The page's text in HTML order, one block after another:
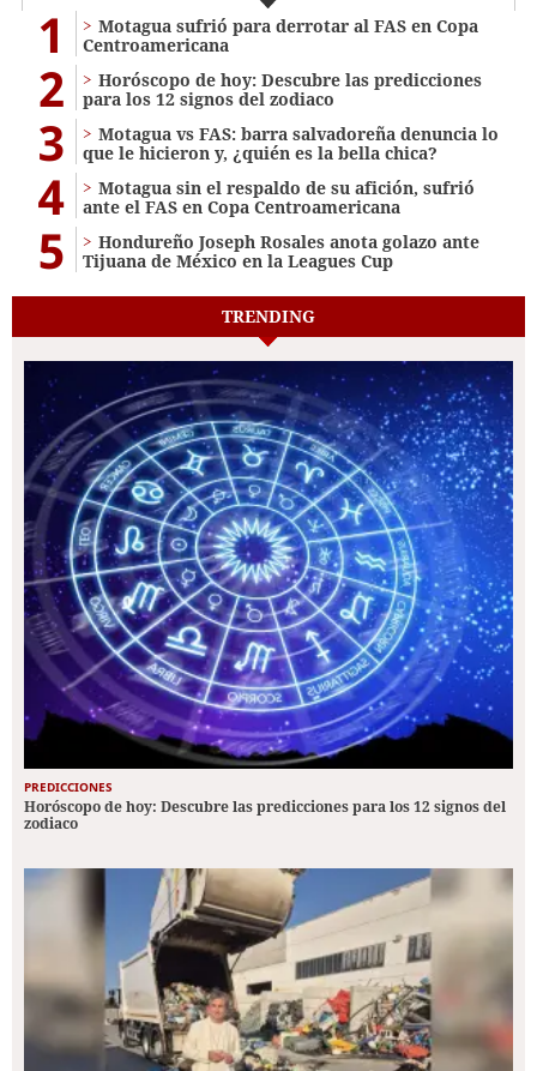
1
Motagua sufrió para derrotar al FAS en Copa
Centroamericana
2
Horóscopo de hoy: Descubre las predicciones
para los 12 signos del zodiaco
3
Motagua vs FAS: barra salvadoreña denuncia lo
que le hicieron y, ¿quién es la bella chica?
4
Motagua sin el respaldo de su afición, sufrió
ante el FAS en Copa Centroamericana
5
Hondureño Joseph Rosales anota golazo ante
Tijuana de México en la Leagues Cup
TRENDING
PREDICCIONES
Horóscopo de hoy: Descubre las predicciones para los 12 signos del
zodiaco